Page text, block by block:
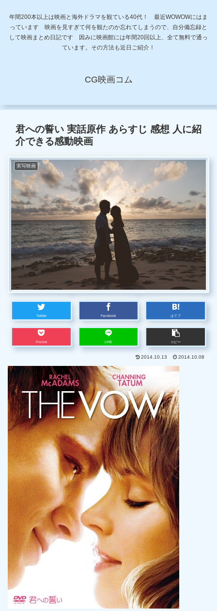
年間200本以上は映画と海外ドラマを観ている40代！ 最近WOWOWにはま
っています 映画を見すぎて何を観たのか忘れてしまうので、自分備忘録と
して映画まとめ日記です 因みに映画館には年間20回以上、全て無料で通っ
ています。その方法も近日ご紹介！
CG映画コム
君への誓い 実話原作 あらすじ 感想 人に紹
介できる感動映画
実写映画
Twitter Facebook はてブ
Pocket LINE コピー
2014.10.13 2014.10.08